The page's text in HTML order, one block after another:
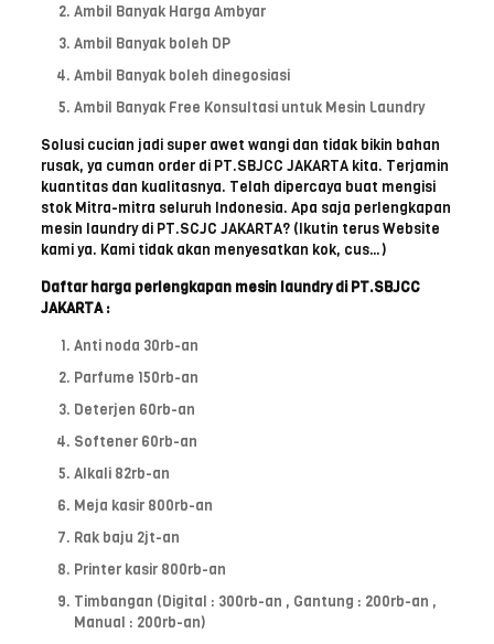
Ambil Banyak Harga Ambyar
Ambil Banyak boleh DP
Ambil Banyak boleh dinegosiasi
Ambil Banyak Free Konsultasi untuk Mesin Laundry
Solusi cucian jadi super awet wangi dan tidak bikin bahan
rusak, ya cuman order di PT.SBJCC JAKARTA kita. Terjamin
kuantitas dan kualitasnya. Telah dipercaya buat mengisi
stok Mitra-mitra seluruh Indonesia. Apa saja perlengkapan
mesin laundry di PT.SCJC JAKARTA? (Ikutin terus Website
kami ya. Kami tidak akan menyesatkan kok, cus…)
Daftar harga perlengkapan mesin laundry di PT.SBJCC
JAKARTA :
Anti noda 30rb-an
Parfume 150rb-an
Deterjen 60rb-an
Softener 60rb-an
Alkali 82rb-an
Meja kasir 800rb-an
Rak baju 2jt-an
Printer kasir 800rb-an
Timbangan (Digital : 300rb-an , Gantung : 200rb-an ,
Manual : 200rb-an)